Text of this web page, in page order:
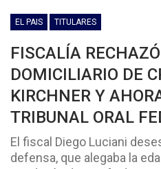
EL PAIS TITULARES
FISCALÍA
DOMICILIARIO DE
KIRCHNER Y
TRIBUNAL ORAL
El fiscal Diego Luciani
defensa, que alegaba la